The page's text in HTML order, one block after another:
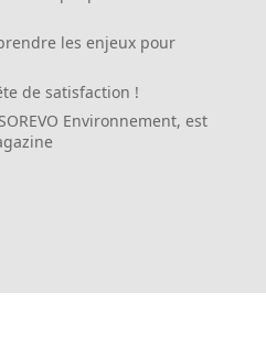
les enjeux pour
de satisfaction !
Environnement, est